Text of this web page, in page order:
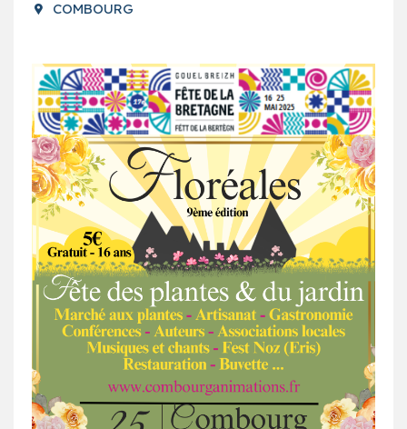
COMBOURG